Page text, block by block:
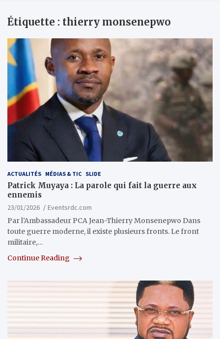
Étiquette : thierry monsenepwo
ACTUALITÉS MÉDIAS & TIC SLIDE
Patrick Muyaya : La parole qui fait la guerre aux
ennemis
23/01/2026
Eventsrdc.com
Par l’Ambassadeur PCA Jean-Thierry Monsenepwo Dans
toute guerre moderne, il existe plusieurs fronts. Le front
militaire,…
Continue Reading